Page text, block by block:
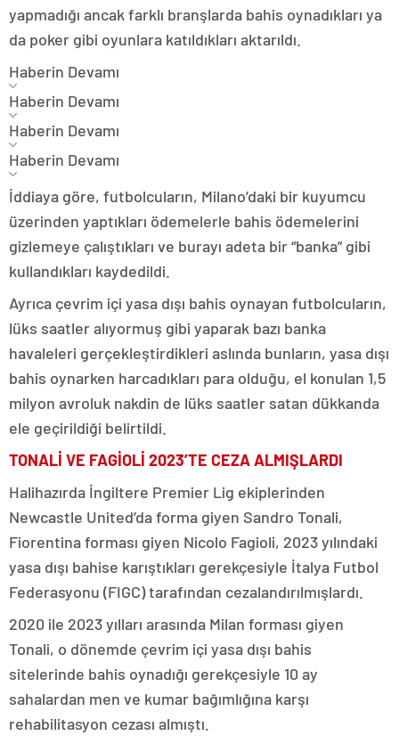
yapmadığı ancak farklı branşlarda bahis oynadıkları ya
da poker gibi oyunlara katıldıkları aktarıldı.
Haberin Devamı
Haberin Devamı
Haberin Devamı
Haberin Devamı
İddiaya göre, futbolcuların, Milano’daki bir kuyumcu
üzerinden yaptıkları ödemelerle bahis ödemelerini
gizlemeye çalıştıkları ve burayı adeta bir “banka” gibi
kullandıkları kaydedildi.
Ayrıca çevrim içi yasa dışı bahis oynayan futbolcuların,
lüks saatler alıyormuş gibi yaparak bazı banka
havaleleri gerçekleştirdikleri aslında bunların, yasa dışı
bahis oynarken harcadıkları para olduğu, el konulan 1,5
milyon avroluk nakdin de lüks saatler satan dükkanda
ele geçirildiği belirtildi.
TONALİ VE FAGİOLİ 2023’TE CEZA ALMIŞLARDI
Halihazırda İngiltere Premier Lig ekiplerinden
Newcastle United’da forma giyen Sandro Tonali,
Fiorentina forması giyen Nicolo Fagioli, 2023 yılındaki
yasa dışı bahise karıştıkları gerekçesiyle İtalya Futbol
Federasyonu (FIGC) tarafından cezalandırılmışlardı.
2020 ile 2023 yılları arasında Milan forması giyen
Tonali, o dönemde çevrim içi yasa dışı bahis
sitelerinde bahis oynadığı gerekçesiyle 10 ay
sahalardan men ve kumar bağımlığına karşı
rehabilitasyon cezası almıştı.